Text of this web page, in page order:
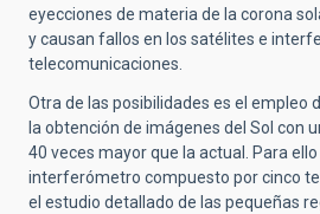
eyecciones de materia de la corona
y causan fallos en los satélites e
telecomunicaciones.
Otra de las posibilidades es el empleo
la obtención de imágenes del Sol con
40 veces mayor que la actual. Para
interferómetro compuesto por cinco
el estudio detallado de las pequeñas